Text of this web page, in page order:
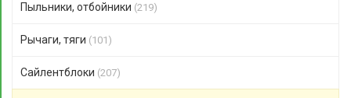
Пыльники, отбойники (219)
Рычаги, тяги (101)
Сайлентблоки (207)